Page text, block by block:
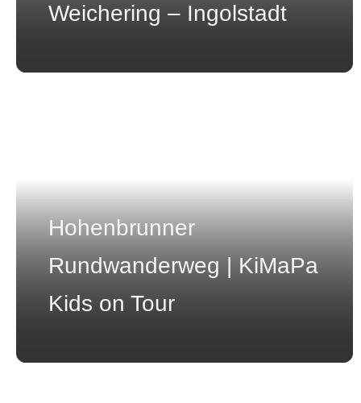
Weichering – Ingolstadt
Hohenbrunner
Rundwanderweg | KiMaPa
Kids on Tour